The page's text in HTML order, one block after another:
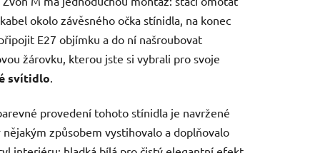
okolo závěsného očka stínidla, na konec
E27 objímku a do ní našroubovat
žárovku, kterou jste si vybrali pro svoje
svítidlo.
provedení tohoto stínidla je navržené
nějakým způsobem vystihovalo a doplňovalo